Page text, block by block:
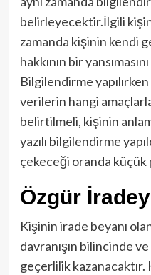
belirleyecektir.İlgili
zamanda kişinin kendi
hakkının bir
Bilgilendirme
verilerin hangi amaçlarla
belirtilmeli, kişinin
yazılı bilgilendirme
çekeceği oranda küçük
Özgür
Kişinin irade beyanı
davranışın bilincinde
geçerlilik kazanacaktır.